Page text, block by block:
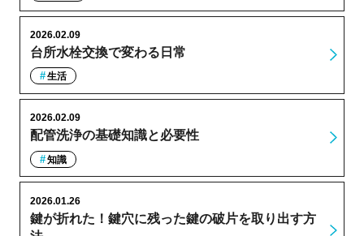
台所水栓交換で変わる日常
2026.02.09
生活
配管洗浄の基礎知識と必要性
2026.02.09
知識
鍵が折れた！鍵穴に残った鍵の破片を取り出す方
2026.01.26